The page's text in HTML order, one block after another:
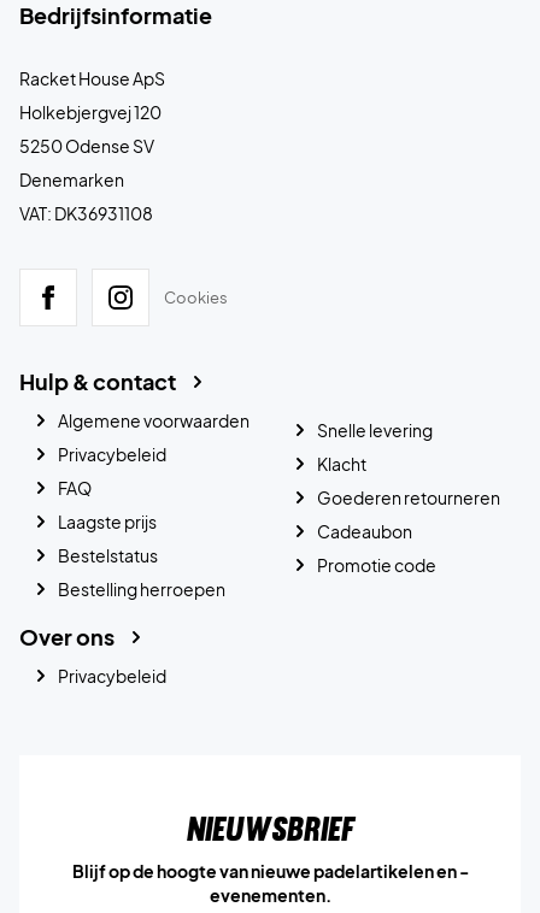
Bedrijfsinformatie
Racket House ApS
Holkebjergvej 120
5250 Odense SV
Denemarken
VAT: DK36931108
Cookies
Hulp & contact
Algemene voorwaarden
Privacybeleid
FAQ
Laagste prijs
Bestelstatus
Bestelling herroepen
Snelle levering
Klacht
Goederen retourneren
Cadeaubon
Promotie code
Over ons
Privacybeleid
Nieuwsbrief
Blijf op de hoogte van nieuwe padelartikelen en -
evenementen.